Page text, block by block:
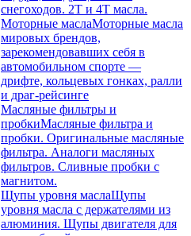
снегоходов. 2T и 4T масла.
Моторные маслаМоторные масла
мировых брендов,
зарекомендовавших себя в
автомобильном спорте —
дрифте, кольцевых гонках, ралли
и драг-рейсинге
Масляные фильтры и
пробкиМасляные фильтра и
пробки. Оригинальные масляные
фильтра. Аналоги масляных
фильтров. Сливные пробки с
магнитом.
Щупы уровня маслаЩупы
уровня масла с держателями из
алюминия. Щупы двигателя для